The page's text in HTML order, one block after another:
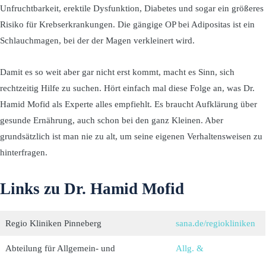
Unfruchtbarkeit, erektile Dysfunktion, Diabetes und sogar ein größeres
Risiko für Krebserkrankungen. Die gängige OP bei Adipositas ist ein
Schlauchmagen, bei der der Magen verkleinert wird.
Damit es so weit aber gar nicht erst kommt, macht es Sinn, sich
rechtzeitig Hilfe zu suchen. Hört einfach mal diese Folge an, was Dr.
Hamid Mofid als Experte alles empfiehlt. Es braucht Aufklärung über
gesunde Ernährung, auch schon bei den ganz Kleinen. Aber
grundsätzlich ist man nie zu alt, um seine eigenen Verhaltensweisen zu
hinterfragen.
Links zu Dr. Hamid Mofid
Regio Kliniken Pinneberg sana.de/regiokliniken
Abteilung für Allgemein- und
Allg. &